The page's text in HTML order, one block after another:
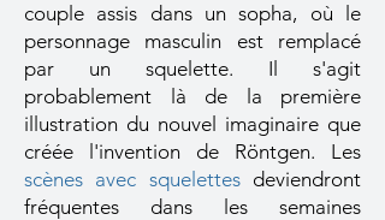
couple assis dans un sopha, où le
personnage masculin est remplacé
par un squelette. Il s'agit
probablement là de la première
illustration du nouvel imaginaire que
créée l'invention de Röntgen. Les
scènes avec squelettesdeviendront
fréquentes dans les semaines